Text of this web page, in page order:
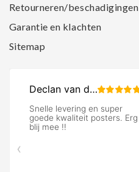
Retourneren/beschadigingen
Garantie en klachten
Sitemap